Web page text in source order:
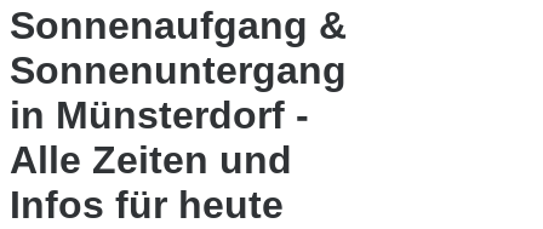
Sonnenaufgang &
Sonnenuntergang
in Münsterdorf -
Alle Zeiten und
Infos für heute